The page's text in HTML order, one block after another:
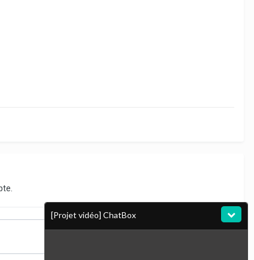
[Projet vidéo] ChatBox